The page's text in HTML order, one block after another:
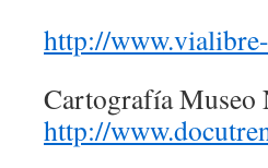
http://
Cartografía
http://